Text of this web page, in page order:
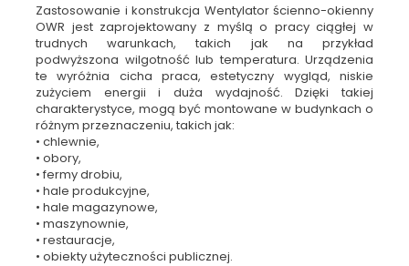
Zastosowanie i konstrukcja Wentylator ścienno-okienny
OWR jest zaprojektowany z myślą o pracy ciągłej w
trudnych warunkach, takich jak na przykład
podwyższona wilgotność lub temperatura. Urządzenia
te wyróżnia cicha praca, estetyczny wygląd, niskie
zużyciem energii i duża wydajność. Dzięki takiej
charakterystyce, mogą być montowane w budynkach o
różnym przeznaczeniu, takich jak:
• chlewnie,
• obory,
• fermy drobiu,
• hale produkcyjne,
• hale magazynowe,
• maszynownie,
• restauracje,
• obiekty użyteczności publicznej.